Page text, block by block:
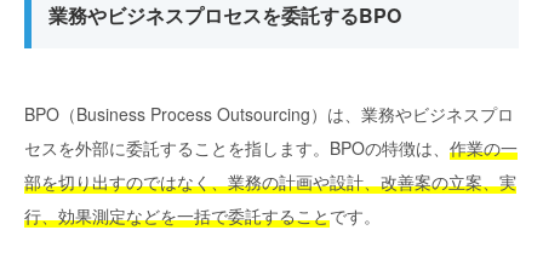
業務やビジネスプロセスを委託するBPO
BPO（Business Process Outsourcing）は、業務やビジネスプロ
セスを外部に委託することを指します。BPOの特徴は、 作業の一
部を切り出すのではなく、業務の計画や設計、改善案の立案、実
行、効果測定などを一括で委託することです。